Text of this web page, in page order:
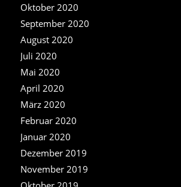
Oktober 2020
September 2020
August 2020
Juli 2020
Mai 2020
April 2020
März 2020
Februar 2020
Januar 2020
Dezember 2019
November 2019